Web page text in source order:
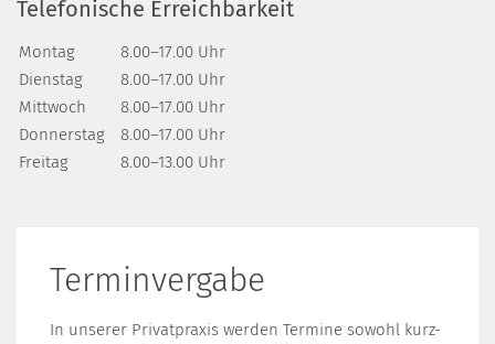
Telefonische Erreichbarkeit
Montag
8.00–17.00 Uhr
Dienstag
8.00–17.00 Uhr
Mittwoch
8.00–17.00 Uhr
Donnerstag
8.00–17.00 Uhr
Freitag
8.00–13.00 Uhr
Terminvergabe
In unserer Privatpraxis werden Termine sowohl kurz-